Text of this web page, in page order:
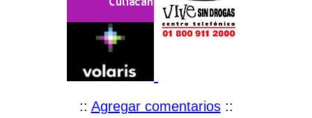
:: Agregar comentarios::